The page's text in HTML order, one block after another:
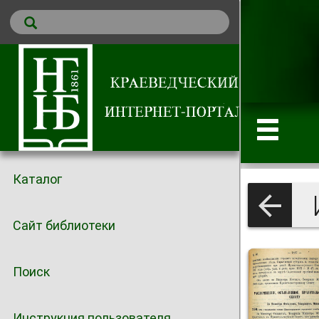
Каталог
Сайт библиотеки
Поиск